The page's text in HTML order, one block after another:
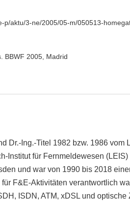
aktu/3-ne/2005/05-m/050513-
BBWF 2005, Madrid
Dr.-Ing.-Titel 1982 bzw. 1986 vom
Institut für Fernmeldewesen
und war von 1990 bis 2018
F&E-Aktivitäten verantwortlich
ISDN, ATM, xDSL und optische